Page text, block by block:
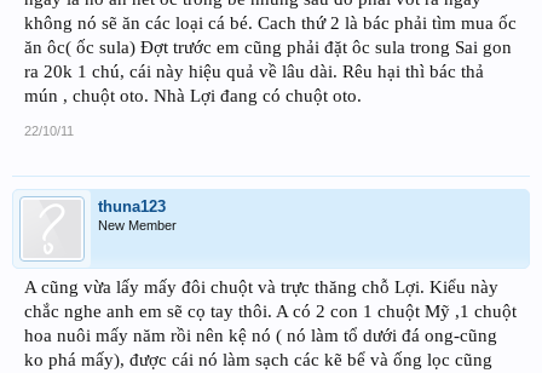
không nó sẽ ăn các loại cá bé. Cach thứ 2 là bác phải tìm mua ốc
ăn ôc( ốc sula) Đợt trước em cũng phải đặt ôc sula trong Sai gon
ra 20k 1 chú, cái này hiệu quả về lâu dài. Rêu hại thì bác thả
mún , chuột oto. Nhà Lợi đang có chuột oto.
22/10/11
thuna123
New Member
A cũng vừa lấy mấy đôi chuột và trực thăng chỗ Lợi. Kiểu này
chắc nghe anh em sẽ cọ tay thôi. A có 2 con 1 chuột Mỹ ,1 chuột
hoa nuôi mấy năm rồi nên kệ nó ( nó làm tổ dưới đá ong-cũng
ko phá mấy), được cái nó làm sạch các kẽ bể và ống lọc cũng